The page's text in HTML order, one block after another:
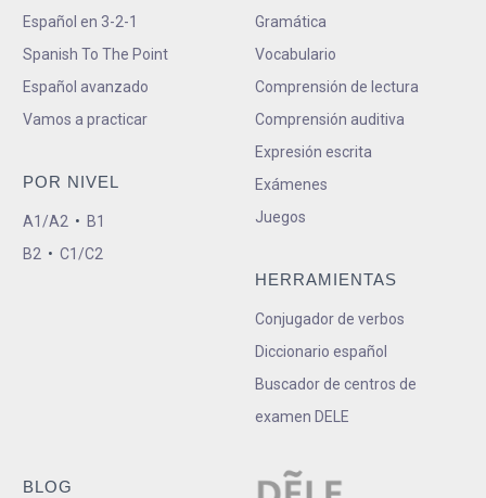
Español en 3-2-1
Spanish To The Point
Español avanzado
Vamos a practicar
POR NIVEL
A1/A2 • B1
B2 • C1/C2
Gramática
Vocabulario
Comprensión de lectura
Comprensión auditiva
Expresión escrita
Exámenes
Juegos
HERRAMIENTAS
Conjugador de verbos
Diccionario español
Buscador de centros de
examen DELE
BLOG